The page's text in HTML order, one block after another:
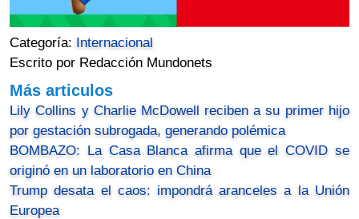
Categoría: Internacional
Escrito por Redacción Mundonets
Más articulos
Lily Collins y Charlie McDowell reciben a su primer hijo
por gestación subrogada, generando polémica
BOMBAZO: La Casa Blanca afirma que el COVID se
originó en un laboratorio en China
Trump desata el caos: impondrá aranceles a la Unión
Europea